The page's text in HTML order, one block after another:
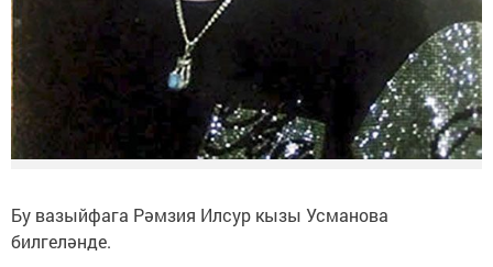
Бу вазыйфага Рәмзия Илсур кызы Усманова
билгеләнде.